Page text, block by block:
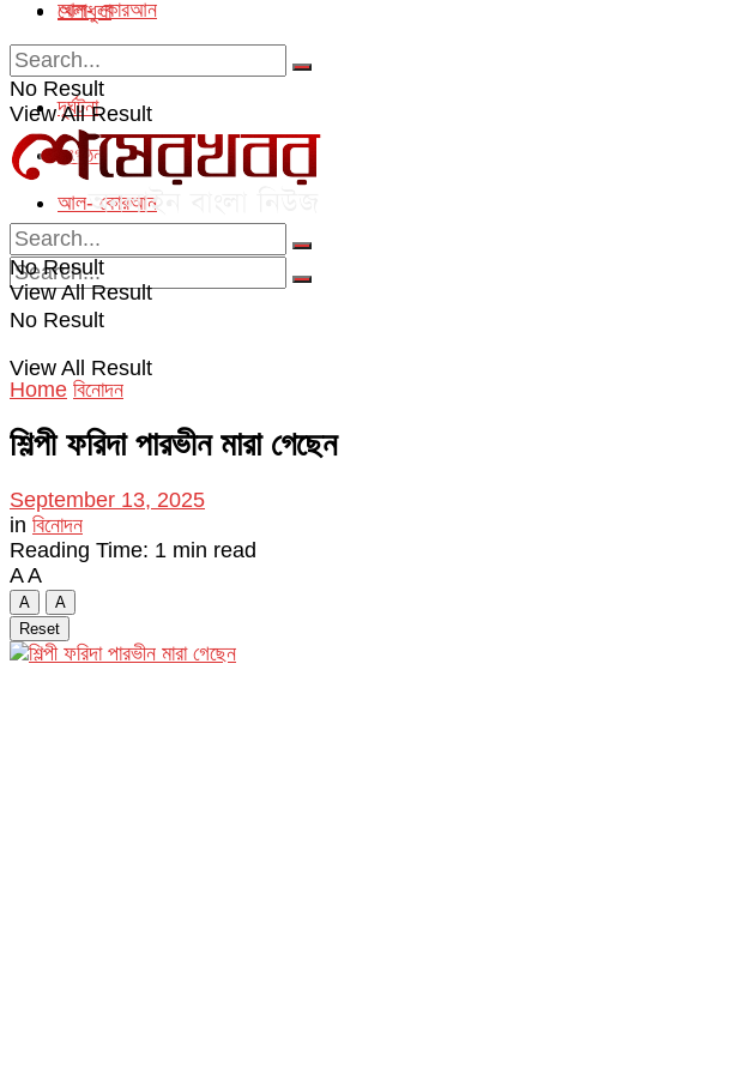
খেলাধুলা
অপরাধ
দূর্ঘটনা
সংগঠন
আল- কোরআন
No Result
View All Result
আল- কোরআন
No Result
View All Result
No Result
View All Result
Home বিনোদন
শিল্পী ফরিদা পারভীন মারা গেছেন
September 13, 2025
in বিনোদন
Reading Time: 1 min read
A A
A
A
Reset